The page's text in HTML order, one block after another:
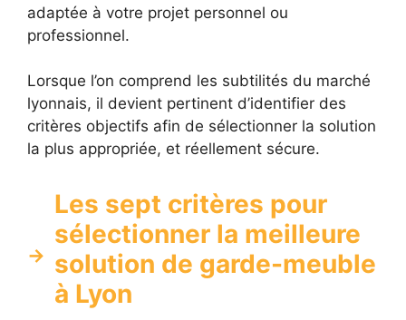
adaptée à votre projet personnel ou
professionnel.
Lorsque l’on comprend les subtilités du marché
lyonnais, il devient pertinent d’identifier des
critères objectifs afin de sélectionner la solution
la plus appropriée, et réellement sécure.
Les sept critères pour
sélectionner la meilleure
solution de garde-meuble
à Lyon